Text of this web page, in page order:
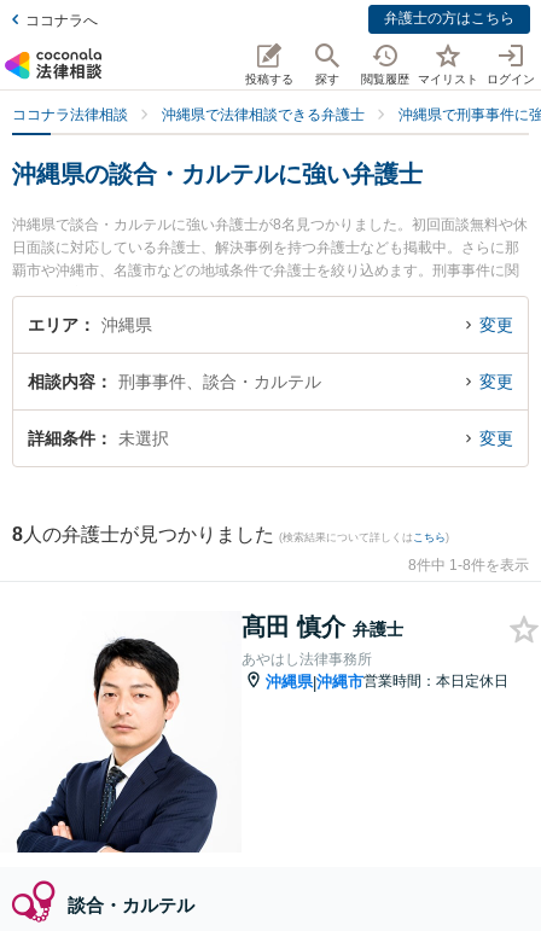
ココナラへ 弁護士の方はこちら
投稿する 探す 閲覧履歴 マイリスト ログイン
ココナラ法律相談 沖縄県で法律相談できる弁護士 沖縄県で刑事事件に
沖縄県の談合・カルテルに強い弁護士
沖縄県で談合・カルテルに強い弁護士が8名見つかりました。初回面談無料や休
日面談に対応している弁護士、解決事例を持つ弁護士なども掲載中。さらに那
覇市や沖縄市、名護市などの地域条件で弁護士を絞り込めます。刑事事件に関
係する加害者側や少年事件、再犯・前科あり等の細かな分野での絞り込み検索
もでき便利です。特にあやはし法律事務所の髙田 慎介弁護士や弁護士法人ACL
縄県で土日や夜間に発生した談合・カルテルのトラブルを今すぐに弁護士に相
談したい』『談合・カルテルのトラブル解決の実績豊富な近くの弁護士を検索
したい』『初回相談無料で談合・カルテルを法律相談できる沖縄県内の弁護士
エリア 沖縄県 変更
相談内容 刑事事件、談合・カルテル 変更
詳細条件 未選択 変更
8 人の弁護士が見つかりました (検索結果について詳しくは こちら)
8件中 1-8件を表示
髙田 慎介 弁護士
あやはし法律事務所
沖縄県|沖縄市営業時間：本日定休日
談合・カルテル